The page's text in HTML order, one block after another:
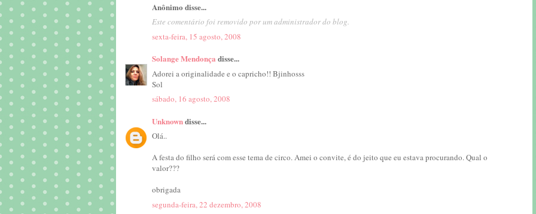
Anônimo disse...
Este comentário foi removido por um administrador do blog.
sexta-feira, 15 agosto, 2008
Solange Mendonça disse...
Adorei a originalidade e o capricho!! Bjinhosss
Sol
sábado, 16 agosto, 2008
Unknowndisse...
Olá..
A festa do filho será com esse tema de circo. Amei o convite, é do jeito que eu estava procurando. Qual o
valor???
obrigada
segunda-feira, 22 dezembro, 2008